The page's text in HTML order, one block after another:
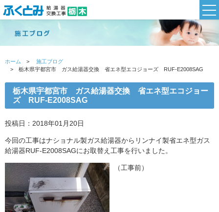
ホーム
施工ブログ
栃木県宇都宮市 ガス給湯器交換 省エネ型エコジョーズ RUF-E2008SAG
栃木県宇都宮市 ガス給湯器交換 省エネ型エコジョー
ズ RUF-E2008SAG
投稿日：2018年01月20日
今回の工事はナショナル製ガス給湯器からリンナイ製省エネ型ガス
給湯器RUF-E2008SAGにお取替え工事を行いました。
（工事前）